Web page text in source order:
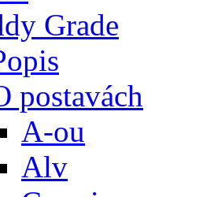
Grade
postavách
A-ou
Alv